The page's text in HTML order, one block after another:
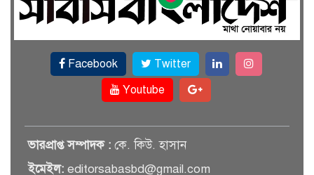
ফেসবুকে যুক্ত হলো বিকাশ, সহজ
হলো ডিজিটাল পেমেন্ট
বৃষ্টি উপেক্ষা করে ‘জুলাই গণঅভ্যুত্থান
স্মৃতি জাদুঘরে’ দর্শনার্থীদের ঢল
সেমিকন্ডাক্টর খাতে সুখবর, আসছে
বিশেষ প্রণোদনা
Facebook
Twitter
Youtube
ভারপ্রাপ্ত সম্পাদক : কে. কিউ. হাসান
ইমেইল: editorsabasbd@gmail.com